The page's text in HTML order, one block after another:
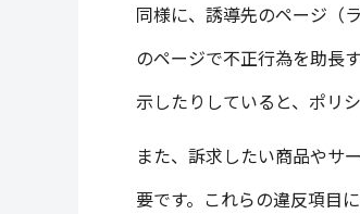
同様に、誘導先のページ（
のページで不正行為を助長
示したりしていると、ポリ
また、訴求したい商品やサ
要です。これらの違反項目